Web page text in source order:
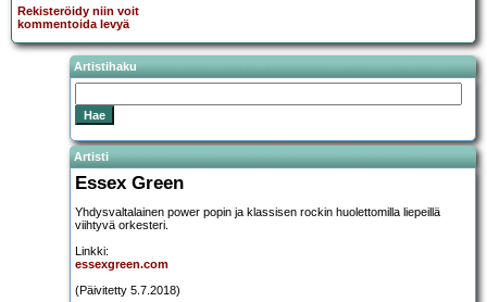
Rekisteröidy niin voit
kommentoida levyä
Artistihaku
Artisti
Essex Green
Yhdysvaltalainen power popin ja klassisen rockin huolettomilla liepeillä
viihtyvä orkesteri.
Linkki:
essexgreen.com
(Päivitetty 5.7.2018)